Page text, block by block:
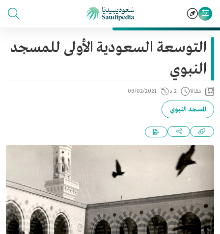
التوسعة السعودية الأولى للمسجد
النبوي
مقالة 2 د 09/02/2021
المسجد النبوي